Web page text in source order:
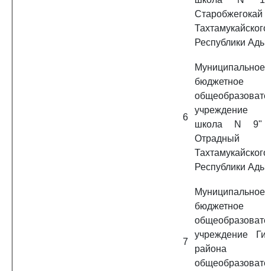
Старобжегокай
Республики
6
Муниципальное
бюджетное
учреждение
школа N 9"
Отрадный
Республики
7
Муниципальное
бюджетное
учреждение
района